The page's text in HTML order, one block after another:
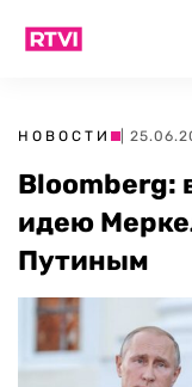
НОВОСТИ |
Bloomberg:
идею
Путиным